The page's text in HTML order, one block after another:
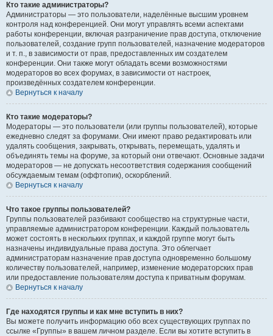
Кто такие администраторы?
Администраторы — это пользователи, наделённые высшим уровнем
контроля над конференцией. Они могут управлять всеми аспектами
работы конференции, включая разграничение прав доступа, отключение
пользователей, создание групп пользователей, назначение модераторов
и т. п., в зависимости от прав, предоставленных им создателем
конференции. Они также могут обладать всеми возможностями
модераторов во всех форумах, в зависимости от настроек,
произведённых создателем конференции.
Вернуться к началу
Кто такие модераторы?
Модераторы — это пользователи (или группы пользователей), которые
ежедневно следят за форумами. Они имеют право редактировать или
удалять сообщения, закрывать, открывать, перемещать, удалять и
объединять темы на форуме, за который они отвечают. Основные задачи
модераторов — не допускать несоответствия содержания сообщений
обсуждаемым темам (оффтопик), оскорблений.
Вернуться к началу
Что такое группы пользователей?
Группы пользователей разбивают сообщество на структурные части,
управляемые администратором конференции. Каждый пользователь
может состоять в нескольких группах, и каждой группе могут быть
назначены индивидуальные права доступа. Это облегчает
администраторам назначение прав доступа одновременно большому
количеству пользователей, например, изменение модераторских прав
или предоставление пользователям доступа к приватным форумам.
Вернуться к началу
Где находятся группы и как мне вступить в них?
Вы можете получить информацию обо всех существующих группах по
ссылке «Группы» в вашем личном разделе. Если вы хотите вступить в